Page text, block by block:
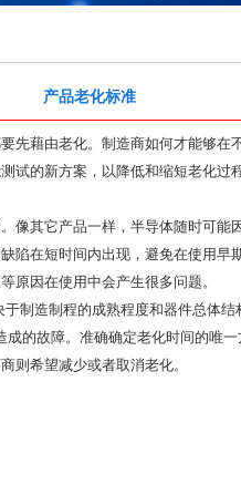
产品老化标准
先藉由老化。制造商如何才能够在
试的新方案，以降低和缩短老化过
像其它产品一样，半导体随时可能
陷在短时间内出现，避免在使用早
原因在使用中会产生很多问题。
制造制程的成熟程度和器件总体结
的故障。准确确定老化时间的唯
则希望减少或者取消老化。